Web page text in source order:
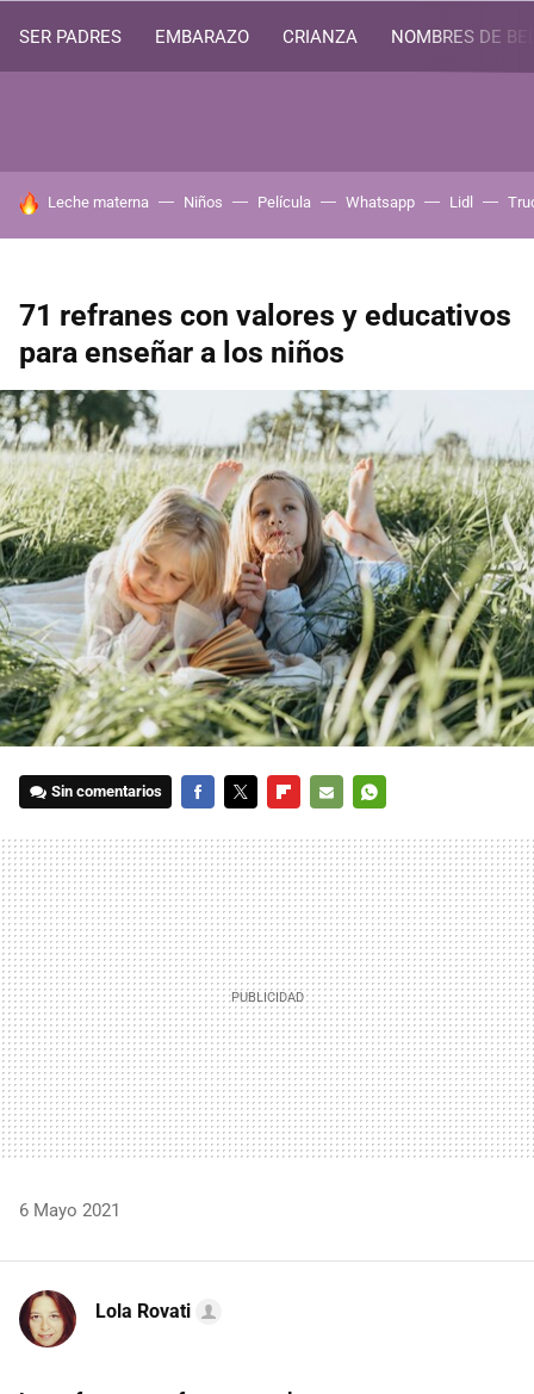
SER PADRES EMBARAZO CRIANZA NOMBRES DE
HOY SE HABLA DE
Leche materna Niños Película Whatsapp Lidl
71 refranes con valores y educativos
para enseñar a los niños
Sin comentarios
MAIL
6 Mayo 2021
Lola Rovati